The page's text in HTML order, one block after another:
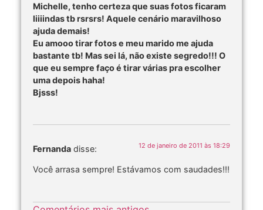
Michelle, tenho certeza que suas fotos ficaram
liiiindas tb rsrsrs! Aquele cenário maravilhoso
ajuda demais!
Eu amooo tirar fotos e meu marido me ajuda
bastante tb! Mas sei lá, não existe segredo!!! O
que eu sempre faço é tirar várias pra escolher
uma depois haha!
Bjsss!
Fernanda disse: 12 de janeiro de 2011 às 18:29
Você arrasa sempre! Estávamos com saudades!!!